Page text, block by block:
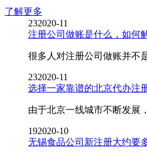
了解更多
232020-11
注册公司做账是什么，如何
很多人对注册公司做账并不
232020-11
选择一家靠谱的北京代办注
由于北京一线城市不断发展
192020-10
无锡食品公司新注册大约要